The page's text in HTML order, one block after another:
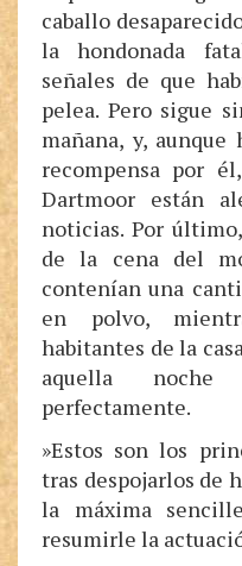
caballo
la hondonada
señales de que
pelea. Pero sigue
mañana, y,
recompensa por
Dartmoor están
noticias. Por
de la cena del
contenían una
en polvo,
habitantes de la
aquella
perfectamente.
»Estos son los
tras despojarlos de
la máxima
resumirle la